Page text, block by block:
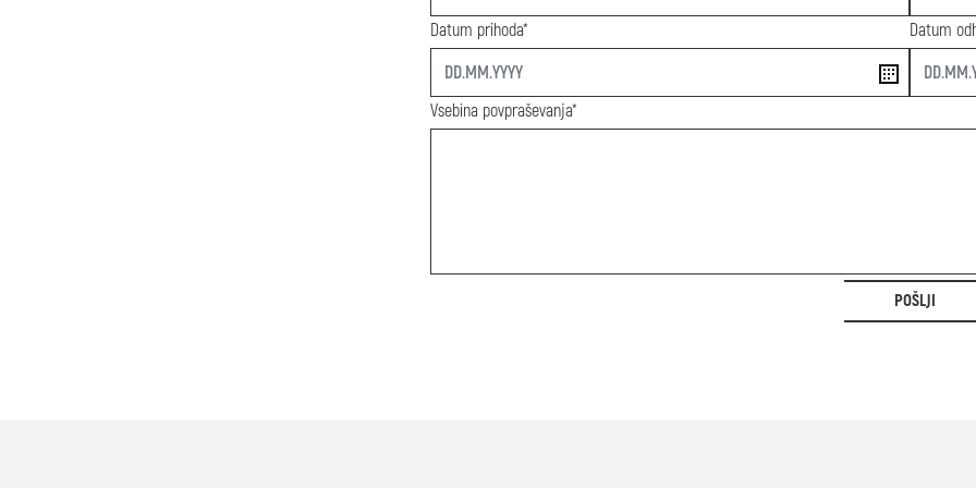
Datum prihoda*
start
Datum
end
Vsebina povpraševanja*
POŠLJI